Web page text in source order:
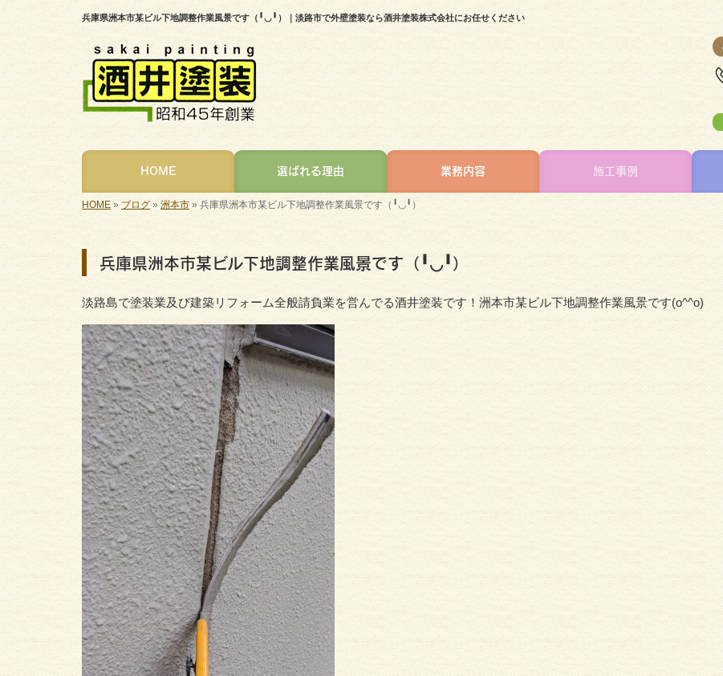
兵庫県洲本市某ビル下地調整作業風景です（╹◡╹）｜淡路市で外壁塗装なら酒井塗装株式会社にお任せください
HOME 選ばれる理由 業務内容 施工事例
HOME » ブログ » 洲本市 »兵庫県洲本市某ビル下地調整作業風景です（╹◡╹）
兵庫県洲本市某ビル下地調整作業風景です（╹◡╹）
淡路島で塗装業及び建築リフォーム全般請負業を営んでる酒井塗装です！洲本市某ビル下地調整作業風景です(o^^o)